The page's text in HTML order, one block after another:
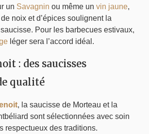
un Savagnin ou même un vin jaune,
noix et d’épices soulignent la
Pour les barbecues estivaux,
léger sera l’accord idéal.
: des saucisses
qualité
, la saucisse de Morteau et la
sont sélectionnées avec soin
respectueux des traditions.